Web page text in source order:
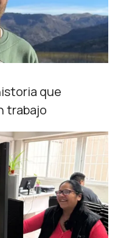
que
trabajo